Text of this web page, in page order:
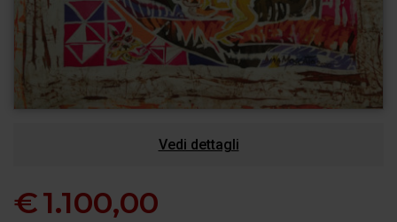
Vedi dettagli
€1.100,00